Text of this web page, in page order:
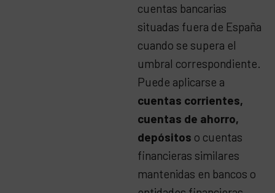
cuentas bancarias
situadas fuera de España
cuando se supera el
umbral correspondiente.
Puede aplicarse a
cuentas corrientes,
cuentas de ahorro,
depósitos o cuentas
financieras similares
mantenidas en bancos o